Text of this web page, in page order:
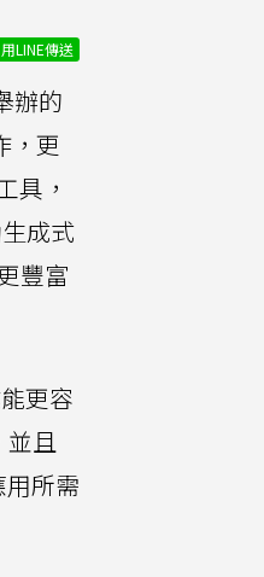
用LINE傳送
辦的
，更
具，
成式
豐富
更容
並且
所需